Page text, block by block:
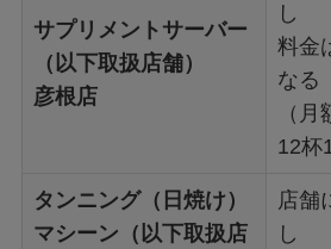
サプリメントサーバー
（以下取扱店舗）
彦根店
し
料金
なる
（
12杯
タンニング（日焼け）
マシーン（以下取扱店
店舗
し